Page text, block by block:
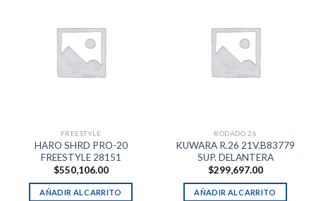
FREESTYLE
HARO SHRD PRO-20
FREESTYLE 28151
$550,106.00
AÑADIR AL CARRITO
RODADO 26
KUWARA R.26 21V.B83779
SUP. DELANTERA
$299,697.00
AÑADIR AL CARRITO